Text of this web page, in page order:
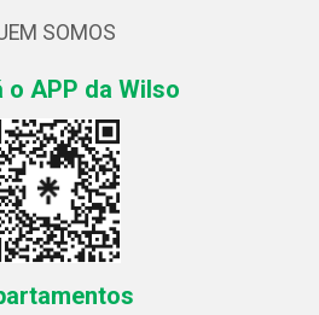
SOMOS
o APP da Wilso